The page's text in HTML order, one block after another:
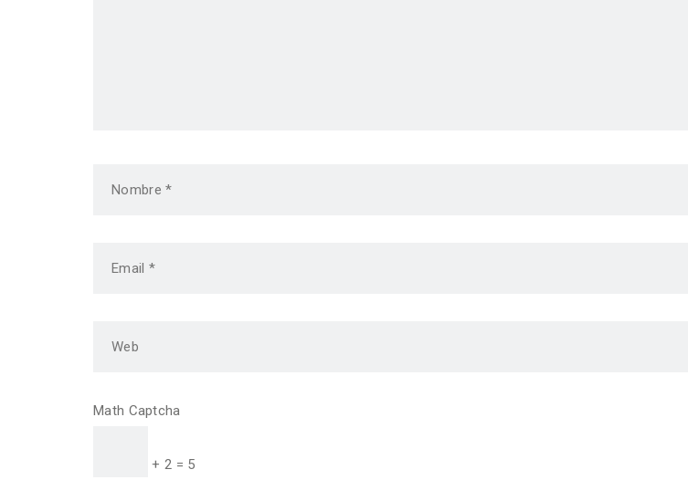
Math Captcha
+ 2 = 5